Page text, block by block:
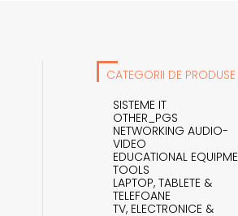
CATEGORII DE PRODUSE
SISTEME IT
OTHER_PGS
NETWORKING AUDIO-
VIDEO
EDUCATIONAL
TOOLS
LAPTOP, TABLETE &
TELEFOANE
TV, ELECTRONICE &